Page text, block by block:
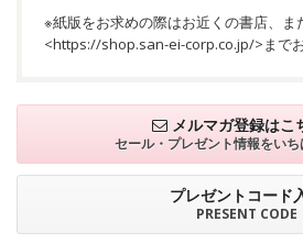
※紙版をお求めの際はお近くの書店、ま
<https://shop.san-ei-corp.co.jp/>まで
メルマガ登録はこ
セール・プレゼント情報をい
プレゼントコード
PRESENT CODE